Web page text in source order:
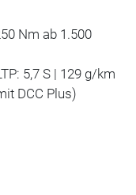
Nm ab 1.500
5,7 S | 129 g/km
DCC Plus)